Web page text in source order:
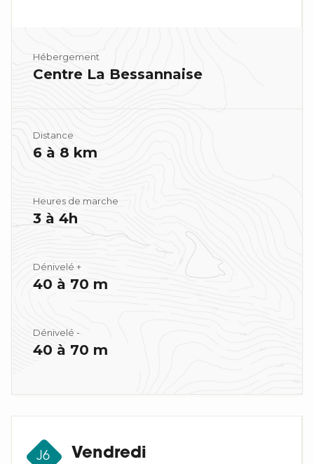
Hébergement
Centre La Bessannaise
Distance
6 à 8 km
Heures de marche
3 à 4h
Dénivelé +
40 à 70 m
Dénivelé -
40 à 70 m
J6 Vendredi